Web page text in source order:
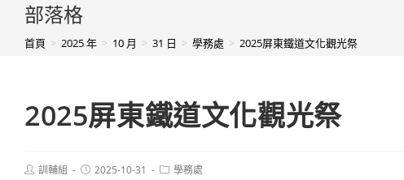
部落格
首頁 > 2025 年 > 10 月 > 31 日 > 學務處 > 2025屏東鐵道文化觀光祭
2025屏東鐵道文化觀光祭
Post訓輔組
Post2025-10-31
Post學務處